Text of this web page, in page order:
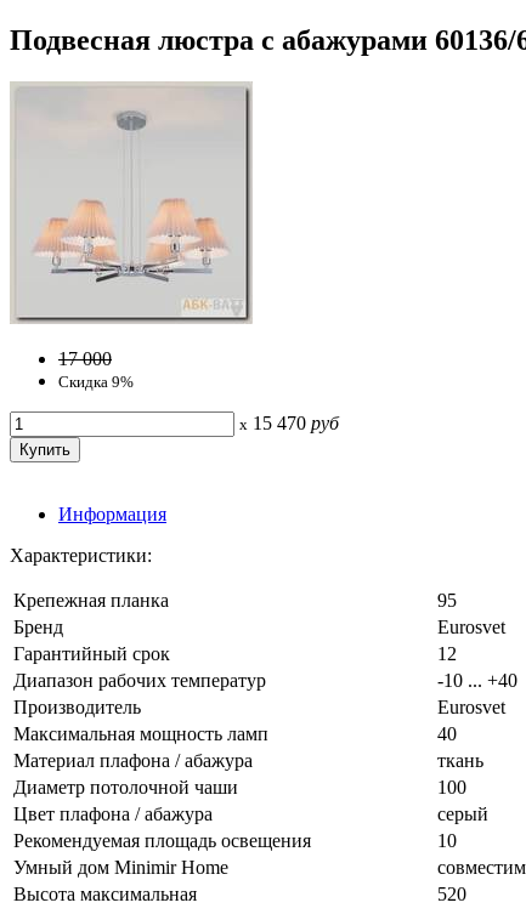
Подвесная люстра с абажурами
17 000
Скидка 9%
x 15 470 руб
Информация
Характеристики:
Крепежная планка
95
Бренд
Eurosvet
Гарантийный срок
12
Диапазон рабочих температур
-10 ... +40
Производитель
Eurosvet
Максимальная мощность ламп
40
Материал плафона / абажура
ткань
Диаметр потолочной чаши
100
Цвет плафона / абажура
серый
Рекомендуемая площадь освещения
10
Умный дом Minimir Home
Высота максимальная
520